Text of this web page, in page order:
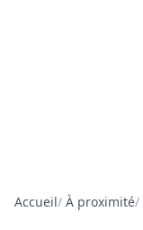
Accueil/ À proximité/